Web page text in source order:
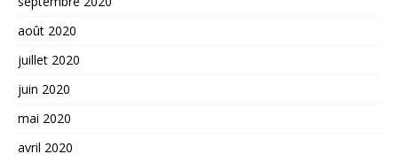
août 2020
juillet 2020
juin 2020
mai 2020
avril 2020